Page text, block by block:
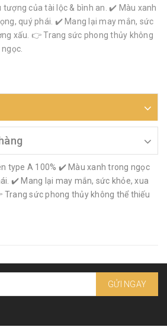
tượng của tài lộc & bình an. ✔️ Màu xanh
quý phái. ✔️ Mang lại may mắn, sức
xấu. 👉 Trang sức phong thủy không
type A 100% ✔️ Màu xanh trong ngọc
✔️ Mang lại may mắn, sức khỏe, xua
Trang sức phong thủy không thể thiếu
GỬI NGAY